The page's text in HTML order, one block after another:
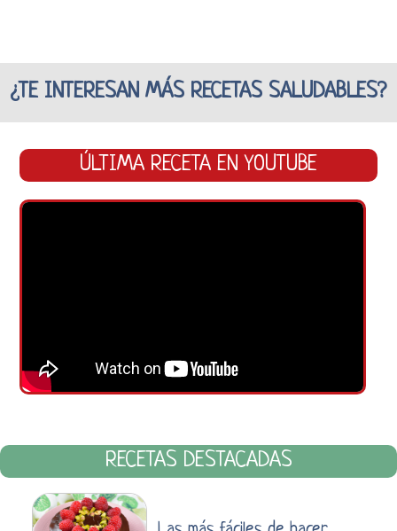
¿TE INTERESAN MÁS RECETAS SALUDABLES?
ÚLTIMA RECETA EN YOUTUBE
RECETAS DESTACADAS